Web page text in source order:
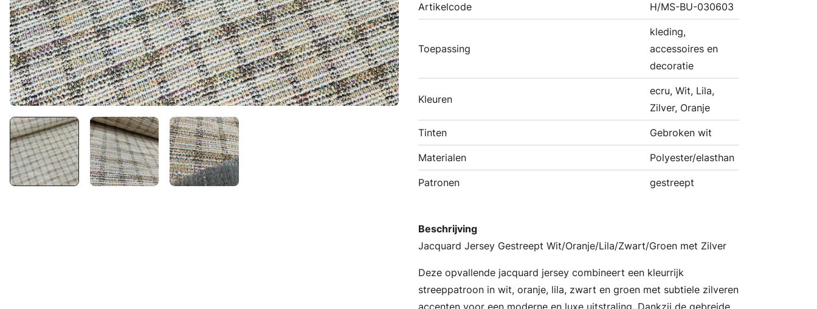
Artikelcode H/MS-BU-030603
Toepassing
kleding,
accessoires en
decoratie
Kleuren
ecru, Wit, Lila,
Zilver, Oranje
Tinten Gebroken wit
Materialen Polyester/elasthan
Patronen gestreept
Beschrijving
Jacquard Jersey Gestreept Wit/Oranje/Lila/Zwart/Groen met Zilver
Deze opvallende jacquard jersey combineert een kleurrijk
streeppatroon in wit, oranje, lila, zwart en groen met subtiele zilveren
accenten voor een moderne en luxe uitstraling. Dankzij de gebreide